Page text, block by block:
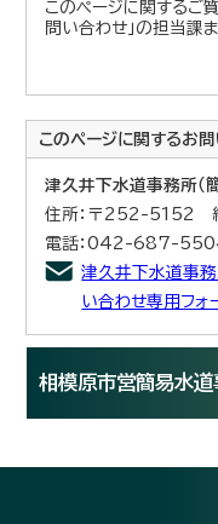
このページに関するご
問い合わせ」の担当課
このページに関するお
津久井下水道事務所（
住所：〒252-5152
電話：042-687-
津久井下水道事務
い合わせ専用フォ
相模原市営簡易水道